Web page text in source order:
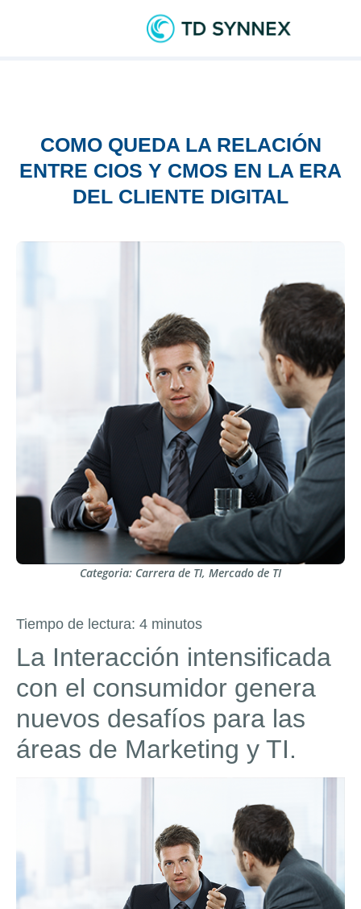
COMO QUEDA LA RELACIÓN
ENTRE CIOS Y CMOS EN LA ERA
DEL CLIENTE DIGITAL
Categoria: Carrera de TI, Mercado de TI
Tiempo de lectura: 4 minutos
La Interacción intensificada
con el consumidor genera
nuevos desafíos para las
áreas de Marketing y TI.